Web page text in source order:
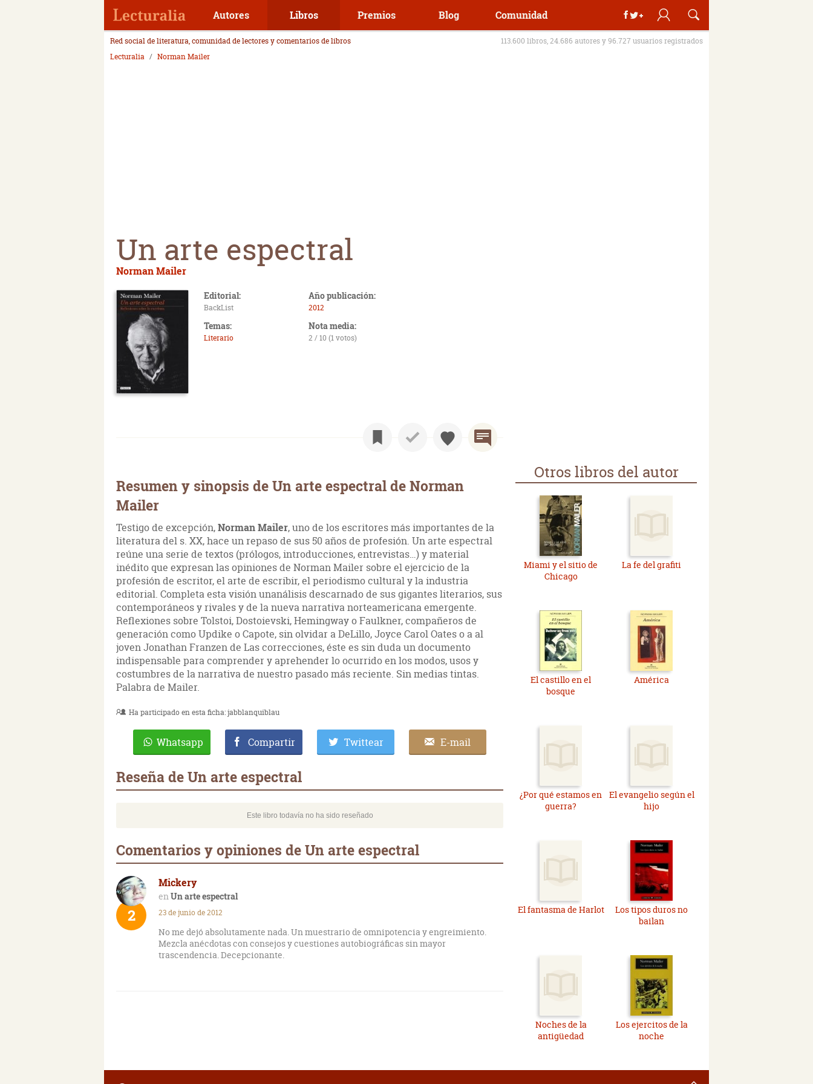
Autores Libros Premios Blog Comunidad
Red social de literatura, comunidad de lectores y comentarios de libros
113.600 libros, 24.686 autores y 96.727 usuarios registrados
Lecturalia
Norman Mailer
Un arte espectral
Norman Mailer
Editorial:
BackList
Año publicación:
2012
Temas:
Literario
Nota media:
2 / 10 (1 votos)
Resumen y sinopsis de Un arte espectral de Norman
Mailer
Testigo de excepción,Norman Mailer, uno de los escritores más importantes de la
literatura del s. XX, hace un repaso de sus 50 años de profesión. Un arte espectral
reúne una serie de textos (prólogos, introducciones, entrevistas…) y material
inédito que expresan las opiniones de Norman Mailer sobre el ejercicio de la
profesión de escritor, el arte de escribir, el periodismo cultural y la industria
editorial. Completa esta visión unanálisis descarnado de sus gigantes literarios, sus
contemporáneos y rivales y de la nueva narrativa norteamericana emergente.
Reflexiones sobre Tolstoi, Dostoievski, Hemingway o Faulkner, compañeros de
generación como Updike o Capote, sin olvidar a DeLillo, Joyce Carol Oates o a al
joven Jonathan Franzen de Las correcciones, éste es sin duda un documento
indispensable para comprender y aprehender lo ocurrido en los modos, usos y
costumbres de la narrativa de nuestro pasado más reciente. Sin medias tintas.
Palabra de Mailer.
Ha participado en esta ficha:jabblanquiblau
Whatsapp Compartir Twittear E-mail
Reseña de Un arte espectral
Este libro todavía no ha sido reseñado
Comentarios y opiniones de Un arte espectral
Mickery
Un arte espectral
2 23 de junio de 2012
No me dejó absolutamente nada. Un muestrario de omnipotencia y engreimiento.
Mezcla anécdotas con consejos y cuestiones autobiográficas sin mayor
trascendencia. Decepcionante.
Otros libros del autor
Miami y el sitio de
Chicago
La fe del grafiti
El castillo en el
bosque
América
¿Por qué estamos en
guerra?
El evangelio según el
hijo
El fantasma de Harlot
Los tipos duros no
bailan
Noches de la
antigüedad
Los ejercitos de la
noche